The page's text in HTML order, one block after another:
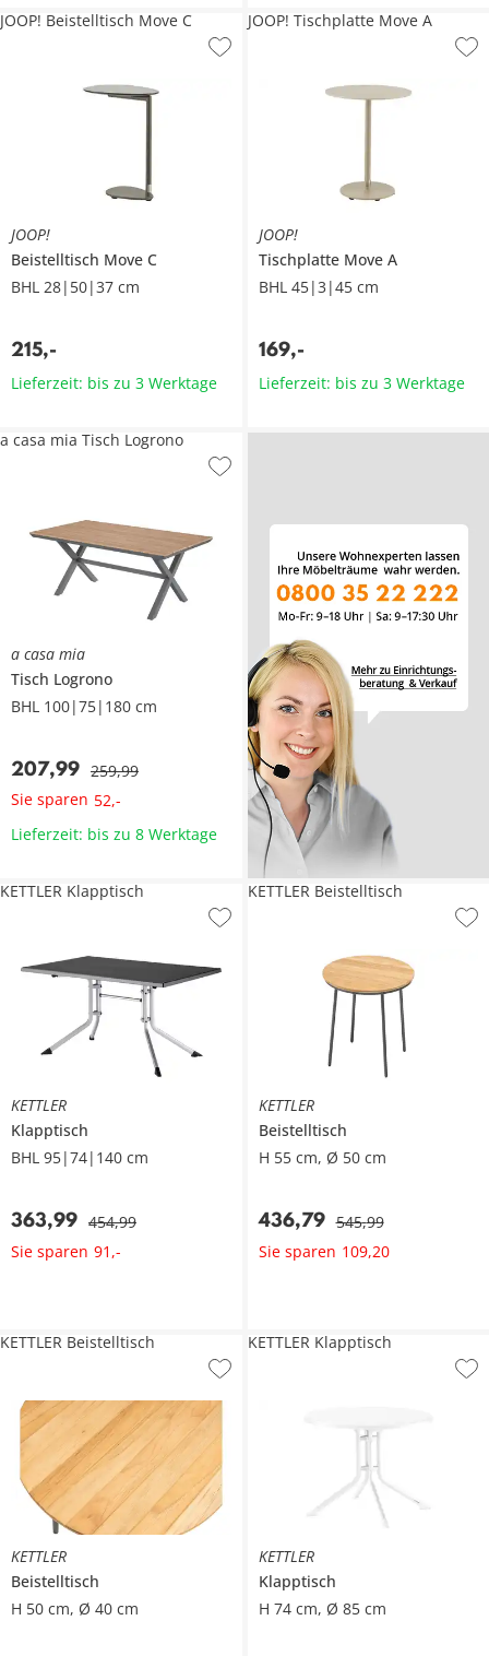
JOOP!
Beistelltisch Move C
BHL 28|50|37 cm
215,-
JOOP! Beistelltisch Move C
Lieferzeit: bis zu 3 Werktage
JOOP!
Tischplatte Move A
BHL 45|3|45 cm
169,-
JOOP! Tischplatte Move A
Lieferzeit: bis zu 3 Werktage
a casa mia
Tisch Logrono
BHL 100|75|180 cm
207,99 259,99
Sie sparen 52,-
a casa mia Tisch Logrono
Lieferzeit: bis zu 8 Werktage
KETTLER
Klapptisch
BHL 95|74|140 cm
363,99 454,99
Sie sparen 91 ,-
KETTLER Klapptisch
KETTLER
Beistelltisch
H 55 cm, Ø 50 cm
436,79 545,99
Sie sparen 109,20
KETTLER Beistelltisch
KETTLER
Beistelltisch
H 50 cm, Ø 40 cm
KETTLER Beistelltisch
KETTLER
Klapptisch
H 74 cm, Ø 85 cm
KETTLER Klapptisch